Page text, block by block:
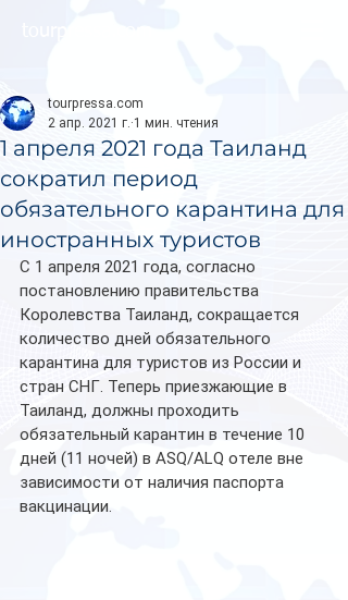
1 апреля 2021 года Таиланд
сократил период
обязательного карантина для
иностранных туристов
tourpressa.com
2 апр. 2021 г. 1 мин. чтения
С 1 апреля 2021 года, согласно
постановлению правительства
Королевства Таиланд, сокращается
количество дней обязательного
карантина для туристов из России и
стран СНГ. Теперь приезжающие в
Таиланд, должны проходить
обязательный карантин в течение 10
дней (11 ночей) в ASQ/ALQ отеле вне
зависимости от наличия паспорта
вакцинации.